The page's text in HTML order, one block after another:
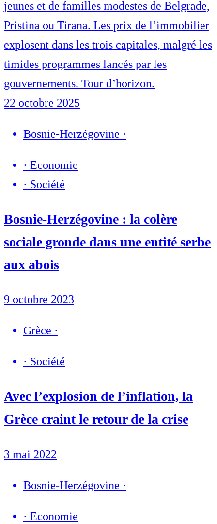
jeunes et de familles modestes de Belgrade,
Pristina ou Tirana. Les prix de l’immobilier
explosent dans les trois capitales, malgré les
timides programmes lancés par les
gouvernements. Tour d’horizon.
22 octobre 2025
Bosnie-Herzégovine ·
· Economie
· Société
Bosnie-Herzégovine : la colère
sociale gronde dans une entité serbe
aux abois
9 octobre 2023
Grèce ·
· Société
Avec l’explosion de l’inflation, la
Grèce craint le retour de la crise
3 mai 2022
Bosnie-Herzégovine ·
· Economie